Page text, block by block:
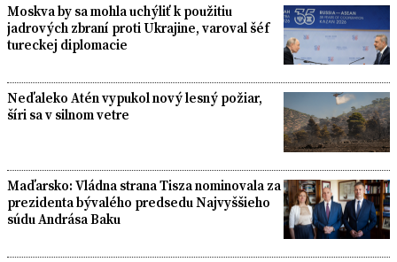
Moskva by sa mohla uchýliť k použitiu
jadrových zbraní proti Ukrajine, varoval šéf
tureckej diplomacie
Neďaleko Atén vypukol nový lesný požiar,
šíri sa v silnom vetre
Maďarsko: Vládna strana Tisza nominovala za
prezidenta bývalého predsedu Najvyššieho
súdu Andrása Baku